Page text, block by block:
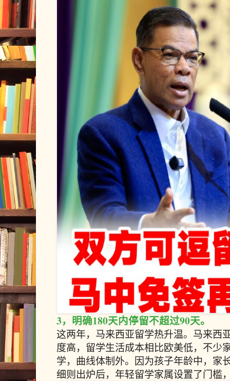
3，明确180天内停留不超过90天。
这两年，马来西亚留学热升温。马来西
度高，留学生活成本相比欧美低，不少
学，曲线体制外。因为孩子年龄中，家
细则出炉后， 年轻留学家属设置了门槛